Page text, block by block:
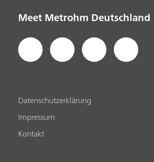
Meet Metrohm Deutschland
Datenschutzerklärung
Impressum
Kontakt